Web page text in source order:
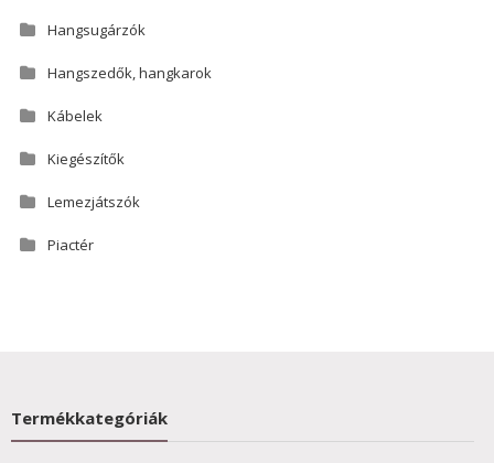
Hangsugárzók
Hangszedők, hangkarok
Kábelek
Kiegészítők
Lemezjátszók
Piactér
Termékkategóriák